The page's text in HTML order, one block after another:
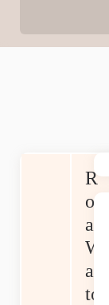
R
os
a
W
al
to